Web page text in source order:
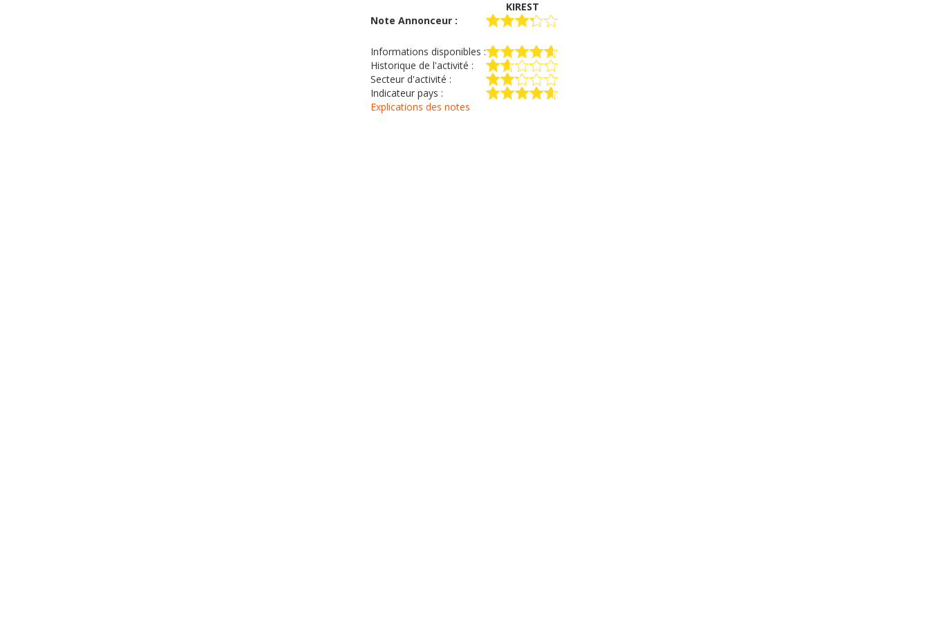
KIREST
Note Annonceur :
Informations disponibles :
Historique de l'activité :
Secteur d'activité :
Indicateur pays :
Explications des notes